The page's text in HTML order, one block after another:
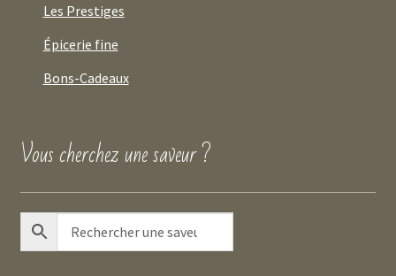
Les Prestiges
Épicerie fine
Bons-Cadeaux
Vous cherchez une saveur ?